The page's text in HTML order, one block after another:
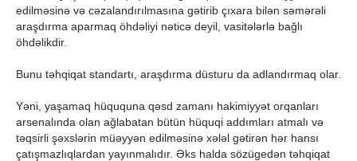
edilməsinə və cəzalandırılmasına gətirib çıxara bilən səmərəli
araşdırma aparmaq öhdəliyi nəticə deyil, vasitələrlə bağlı
öhdəlikdir.
Bunu təhqiqat standartı, araşdırma düsturu da adlandırmaq olar.
Yəni, yaşamaq hüququna qəsd zamanı hakimiyyət orqanları
arsenalında olan ağlabatan bütün hüquqi addımları atmalı və
təqsirli şəxslərin müəyyən edilməsinə xələl gətirən hər hansı
çatışmazlıqlardan yayınmalıdır. Əks halda sözügedən təhqiqat